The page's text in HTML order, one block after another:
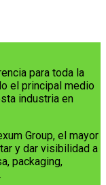
para toda la
el principal medio
industria en
Group, el mayor
y dar visibilidad a
packaging,